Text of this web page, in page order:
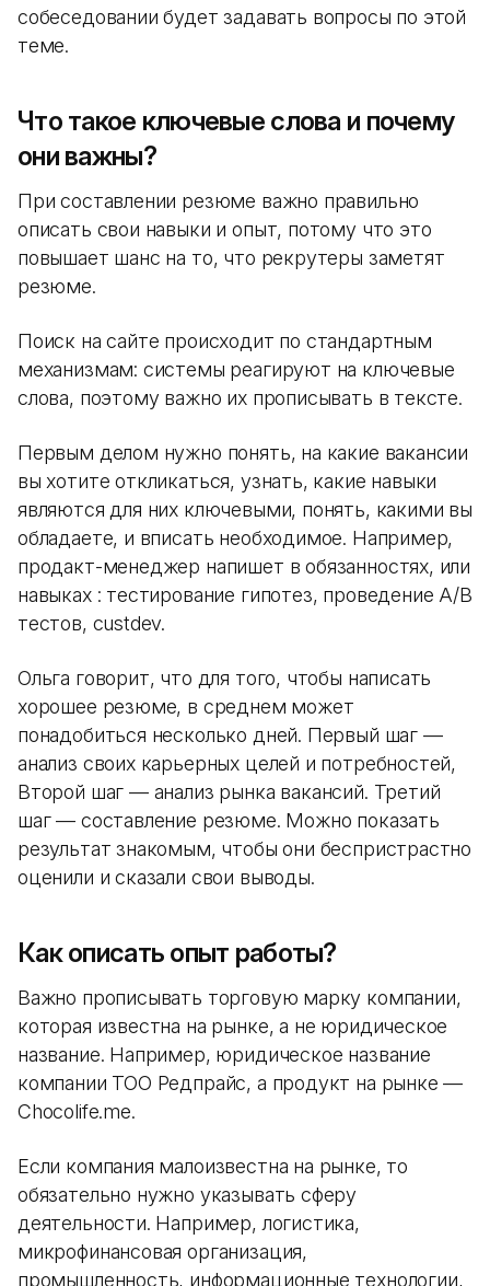
собеседовании будет задавать вопросы по этой
теме.
Что такое ключевые слова и почему
они важны?
При составлении резюме важно правильно
описать свои навыки и опыт, потому что это
повышает шанс на то, что рекрутеры заметят
резюме.
Поиск на сайте происходит по стандартным
механизмам: системы реагируют на ключевые
слова, поэтому важно их прописывать в тексте.
Первым делом нужно понять, на какие вакансии
вы хотите откликаться, узнать, какие навыки
являются для них ключевыми, понять, какими вы
обладаете, и вписать необходимое. Например,
продакт-менеджер напишет в обязанностях, или
навыках : тестирование гипотез, проведение A/B
тестов, custdev.
Ольга говорит, что для того, чтобы написать
хорошее резюме, в среднем может
понадобиться несколько дней. Первый шаг —
анализ своих карьерных целей и потребностей,
Второй шаг — анализ рынка вакансий. Третий
шаг — составление резюме. Можно показать
результат знакомым, чтобы они беспристрастно
оценили и сказали свои выводы.
Как описать опыт работы?
Важно прописывать торговую марку компании,
которая известна на рынке, а не юридическое
название. Например, юридическое название
компании ТОО Редпрайс, а продукт на рынке —
Chocolife.me.
Если компания малоизвестна на рынке, то
обязательно нужно указывать сферу
деятельности. Например, логистика,
микрофинансовая организация,
промышленность, информационные технологии,